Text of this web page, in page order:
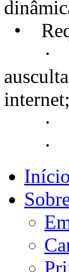
•
·
internet;
·
·
Início